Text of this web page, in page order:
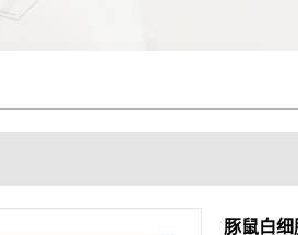
豚鼠白